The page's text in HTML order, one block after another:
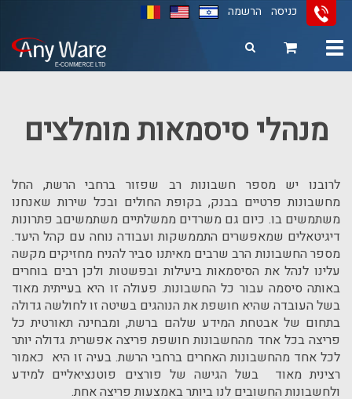
11
12
13
כניסה הרשמה
Toggle
מנהלי סיסמאות מומלצים
לרובנו יש מספר חשבונות רב שפזור ברחבי הרשת, החל
מחשבונות פרטיים בבנק, בקופת החולים ובכל שירות שאנחנו
משתמשים בו. כיום גם משרדים ממשלתיים משתמשיםב פתרונות
דיגיטאלים שמאפשרים התממשקות ועבודה נוחה עם קהל היעד.
מספר החשבונות הרב שרבים מאיתנו סביר להניח מחזיקים מקשה
עלינו לנהל את הסיסמאות ביעילות ובפשטות ולכן רבים בוחרים
באותה סיסמה עבור כל החשבונות. פעולה זו היא בעייתית מאוד
בשל העובדה שהיא חושפת את הנוהגים בשיטה זו לחולשה גדולה
בתחום של אבטחת המידע שלהם ברשת, ומבחינה תאורטית כל
פריצה בכל אחד מהחשבונות חושפת פריצה אפשרית גדולה יותר
לכל אחד מהחשבונות האחרים ברחבי הרשת. בעיה זו היא כאמור
רצינית מאוד בשל הגישה של פורצים פוטנציאליים למידע
ולחשבונות החשובים לנו ביותר באמצעות פריצה אחת.